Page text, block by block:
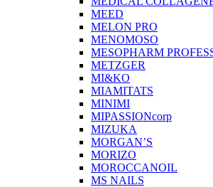
MEED
MELON PRO
MENOMOSO
MESOPHARM
METZGER
MI&KO
MIAMITATS
MINIMI
MIPASSIONcorp
MIZUKA
MORGAN’S
MORIZO
MOROCCANOIL
MS NAILS